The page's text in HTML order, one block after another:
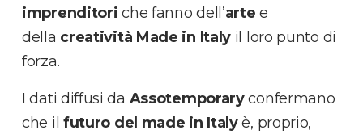
imprenditori che fanno dell’arte e
della creatività Made in Italy il loro punto di
forza.
I dati diffusi da Assotemporaryconfermano
che il futuro del made in Italyè, proprio,